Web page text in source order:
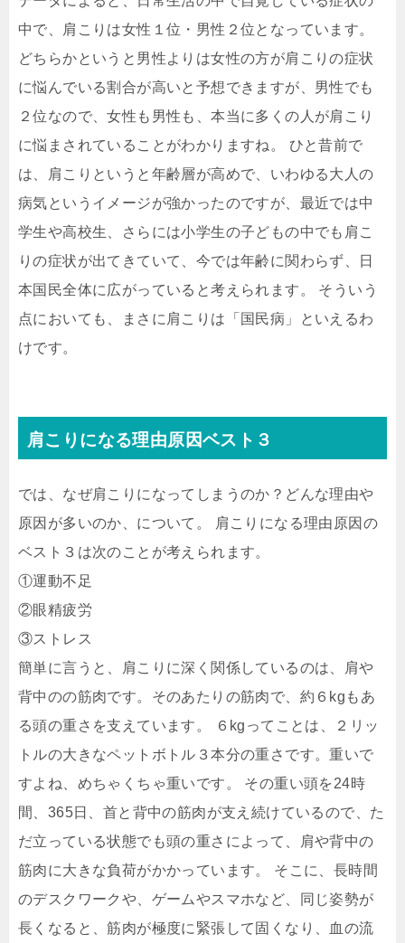
中で、肩こりは女性１位・男性２位となっています。
どちらかというと男性よりは女性の方が肩こりの症状
に悩んでいる割合が高いと予想できますが、男性でも
２位なので、女性も男性も、本当に多くの人が肩こり
に悩まされていることがわかりますね。 ひと昔前で
は、肩こりというと年齢層が高めで、いわゆる大人の
病気というイメージが強かったのですが、最近では中
学生や高校生、さらには小学生の子どもの中でも肩こ
りの症状が出てきていて、今では年齢に関わらず、日
本国民全体に広がっていると考えられます。 そういう
点においても、まさに肩こりは「国民病」といえるわ
けです。
肩こりになる理由原因ベスト３
では、なぜ肩こりになってしまうのか？どんな理由や
原因が多いのか、について。 肩こりになる理由原因の
ベスト３は次のことが考えられます。
①運動不足
②眼精疲労
③ストレス
簡単に言うと、肩こりに深く関係しているのは、肩や
背中のの筋肉です。そのあたりの筋肉で、約６kgもあ
る頭の重さを支えています。 ６kgってことは、２リッ
トルの大きなペットボトル３本分の重さです。重いで
すよね、めちゃくちゃ重いです。 その重い頭を24時
間、365日、首と背中の筋肉が支え続けているので、た
だ立っている状態でも頭の重さによって、肩や背中の
筋肉に大きな負荷がかかっています。 そこに、長時間
のデスクワークや、ゲームやスマホなど、同じ姿勢が
長くなると、筋肉が極度に緊張して固くなり、血の流